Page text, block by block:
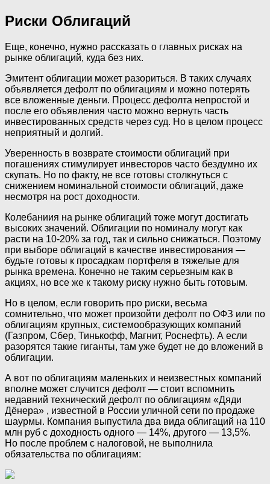
Риски Облигаций
Еще, конечно, нужно рассказать о главных рисках на
рынке облигаций, куда без них.
Эмитент облигации может разориться. В таких случаях
объявляется дефолт по облигациям и можно потерять
все вложенные деньги. Процесс дефолта непростой и
после его объявления часто можно вернуть часть
инвестированных средств через суд. Но в целом процесс
неприятный и долгий.
Уверенность в возврате стоимости облигаций при
погашениях стимулирует инвесторов часто бездумно их
скупать. Но по факту, не все готовы столкнуться с
снижением номинальной стоимости облигаций, даже
несмотря на рост доходности.
Колебаниия на рынке облигаций тоже могут достигать
высоких значений. Облигации по номиналу могут как
расти на 10-20% за год, так и сильно снижаться. Поэтому
при выборе облигаций в качестве инвестирования —‌
будьте готовы к просадкам портфеля в тяжелые для
рынка времена. Конечно не таким серьезным как в
акциях, но все же к такому риску нужно быть готовым.
Но в целом, если говорить про риски, весьма
сомнительно, что может произойти дефолт по ОФЗ или по
облигациям крупных, системообразующих компаний
(Газпром, Сбер, Тинькофф, Магнит, Роснефть). А если
разорятся такие гиганты, там уже будет не до вложений в
облигации.
А вот по облигациям маленьких и неизвестных компаний
вполне может случится дефолт —‌ стоит вспомнить
недавний технический дефолт по облигациям «Дяди
Дёнера» , известной в России уличной сети по продаже
шаурмы. Компания выпустила два вида облигаций на 110
млн руб с доходность одного — 14%, другого — 13,5%.
Но после проблем с налоговой, не выполнила
обязательства по облигациям: